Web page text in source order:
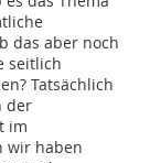
das aber noch
seitlich
Tatsächlich
der
im
wir haben